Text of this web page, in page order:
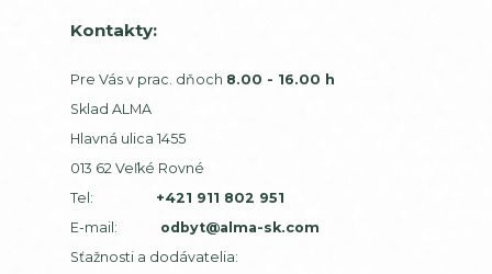
Kontakty:
Pre Vás v prac. dňoch 8.00 - 16.00 h
Sklad ALMA
Hlavná ulica 1455
013 62 Veľké Rovné
Tel:
+421 911 802 951
E-mail: odbyt@alma-sk.com
Sťažnosti a dodávatelia: